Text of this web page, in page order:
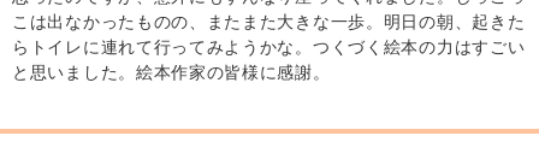
こは出なかったものの、またまた大きな一歩。明日の朝、起きた
らトイレに連れて行ってみようかな。つくづく絵本の力はすごい
と思いました。絵本作家の皆様に感謝。